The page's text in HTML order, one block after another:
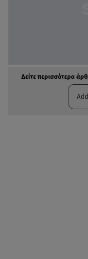
Δείτε περισσότερα